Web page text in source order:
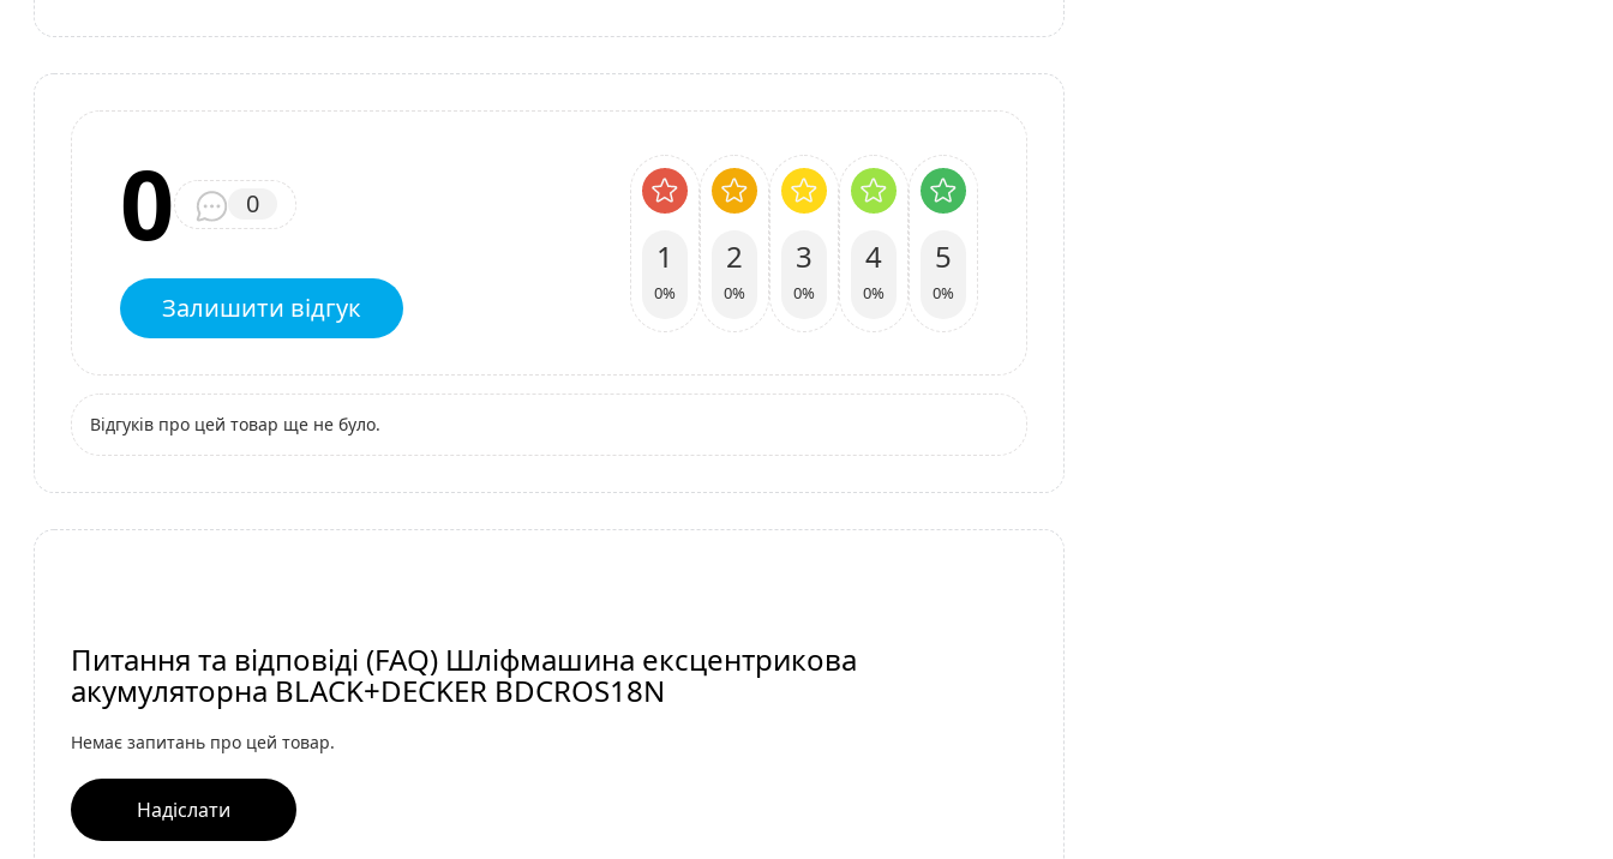
0 0
Залишити відгук
1
0%
2
0%
3
0%
4
0%
5
0%
Відгуків про цей товар ще не було.
Питання та відповіді (FAQ) Шліфмашина ексцентрикова
акумуляторна BLACK+DECKER BDCROS18N
Немає запитань про цей товар.
Надіслати